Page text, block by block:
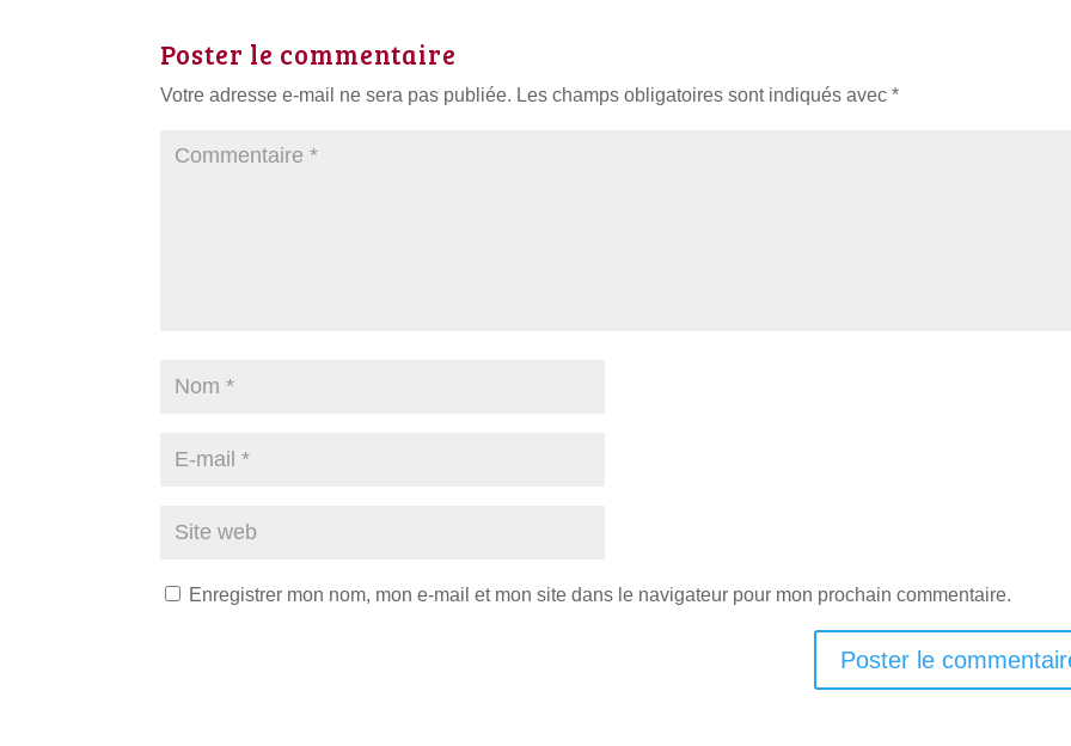
Poster le commentaire
Votre adresse e-mail ne sera pas publiée. Les champs obligatoires sont indiqués avec*
Enregistrer mon nom, mon e-mail et mon site dans le navigateur pour mon prochain commentaire.